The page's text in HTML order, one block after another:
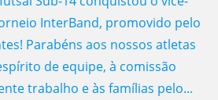
InterBand, promovido pelo
Parabéns aos nossos atletas
de equipe, à comissão
trabalho e às famílias pelo...